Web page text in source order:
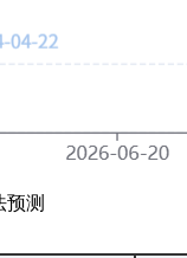
预测